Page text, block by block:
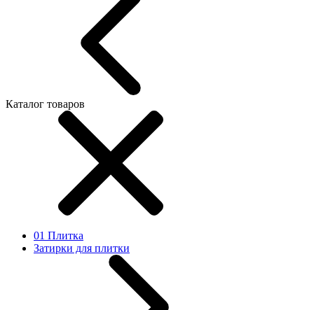
Каталог товаров
01 Плитка
Затирки для плитки